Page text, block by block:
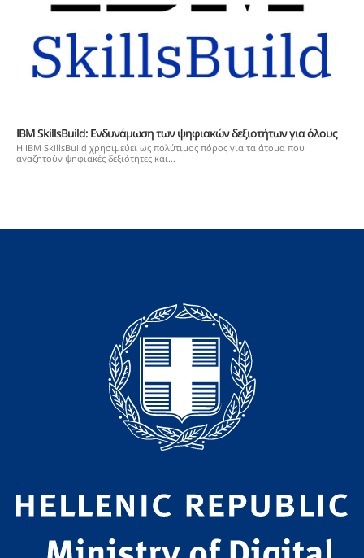
IBM SkillsBuild: Ενδυνάμωση των ψηφιακών δεξιοτήτων για όλους
Η IBM SkillsBuild χρησιμεύει ως πολύτιμος πόρος για τα άτομα που
αναζητούν ψηφιακές δεξιότητες και...